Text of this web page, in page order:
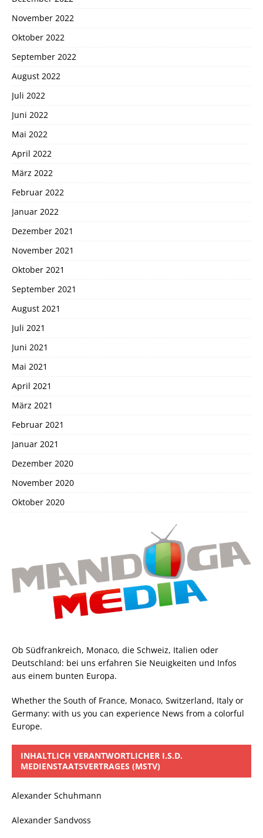
November 2022
Oktober 2022
September 2022
August 2022
Juli 2022
Juni 2022
Mai 2022
April 2022
März 2022
Februar 2022
Januar 2022
Dezember 2021
November 2021
Oktober 2021
September 2021
August 2021
Juli 2021
Juni 2021
Mai 2021
April 2021
März 2021
Februar 2021
Januar 2021
Dezember 2020
November 2020
Oktober 2020
Ob Südfrankreich, Monaco, die Schweiz, Italien oder
Deutschland: bei uns erfahren Sie Neuigkeiten und Infos
aus einem bunten Europa.
Whether the South of France, Monaco, Switzerland, Italy or
Germany: with us you can experience News from a colorful
Europe.
INHALTLICH VERANTWORTLICHER I.S.D.
MEDIENSTAATSVERTRAGES (MSTV)
Alexander Schuhmann
Alexander Sandvoss